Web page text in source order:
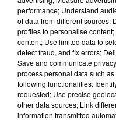
DERNIERS
24 juillet
Les
performance; Understand
of data from different sources;
profiles to personalise
content; Use limited data to
detect fraud, and fix errors;
Save and communicate
process personal data such
following functionalities:
requested; Use precise
other data sources; Link
information transmitted